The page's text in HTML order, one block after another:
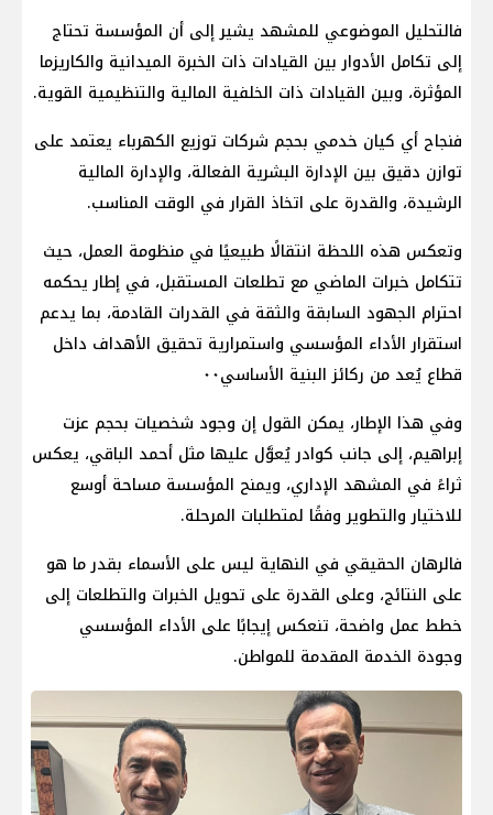
فالتحليل الموضوعي للمشهد يشير إلى أن المؤسسة تحتاج
إلى تكامل الأدوار بين القيادات ذات الخبرة الميدانية والكاريزما
المؤثرة، وبين القيادات ذات الخلفية المالية والتنظيمية القوية.
فنجاح أي كيان خدمي بحجم شركات توزيع الكهرباء يعتمد على
توازن دقيق بين الإدارة البشرية الفعالة، والإدارة المالية
الرشيدة، والقدرة على اتخاذ القرار في الوقت المناسب.
وتعكس هذه اللحظة انتقالًا طبيعيًا في منظومة العمل، حيث
تتكامل خبرات الماضي مع تطلعات المستقبل، في إطار يحكمه
احترام الجهود السابقة والثقة في القدرات القادمة، بما يدعم
استقرار الأداء المؤسسي واستمرارية تحقيق الأهداف داخل
قطاع يُعد من ركائز البنية الأساسي٠٠
وفي هذا الإطار، يمكن القول إن وجود شخصيات بحجم عزت
إبراهيم، إلى جانب كوادر يُعوَّل عليها مثل أحمد الباقي، يعكس
ثراءً في المشهد الإداري، ويمنح المؤسسة مساحة أوسع
للاختيار والتطوير وفقًا لمتطلبات المرحلة.
فالرهان الحقيقي في النهاية ليس على الأسماء بقدر ما هو
على النتائج، وعلى القدرة على تحويل الخبرات والتطلعات إلى
خطط عمل واضحة، تنعكس إيجابًا على الأداء المؤسسي
وجودة الخدمة المقدمة للمواطن.